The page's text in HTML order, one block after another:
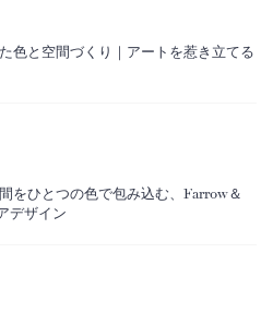
色と空間づくり｜アートを惹き立てる
をひとつの色で包み込む、Farrow＆
デザイン